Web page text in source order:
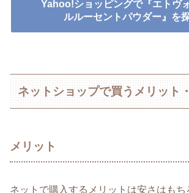
Yahoo!ショッピングで『エトヴ
ルルーセントパウダー』を
ネットショップで買うメリット
メリット
ネットで購入するメリットは安さはも